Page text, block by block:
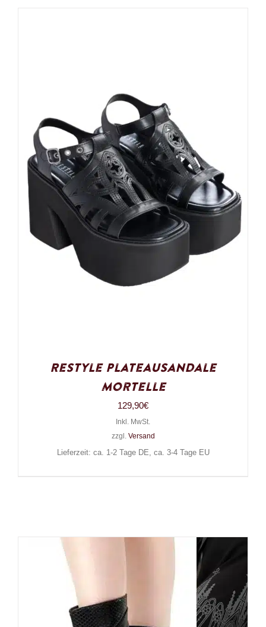
Restyle Plateausandale
Mortelle
129,90€
Inkl. MwSt.
zzgl. Versand
Lieferzeit: ca. 1-2 Tage DE, ca. 3-4 Tage EU